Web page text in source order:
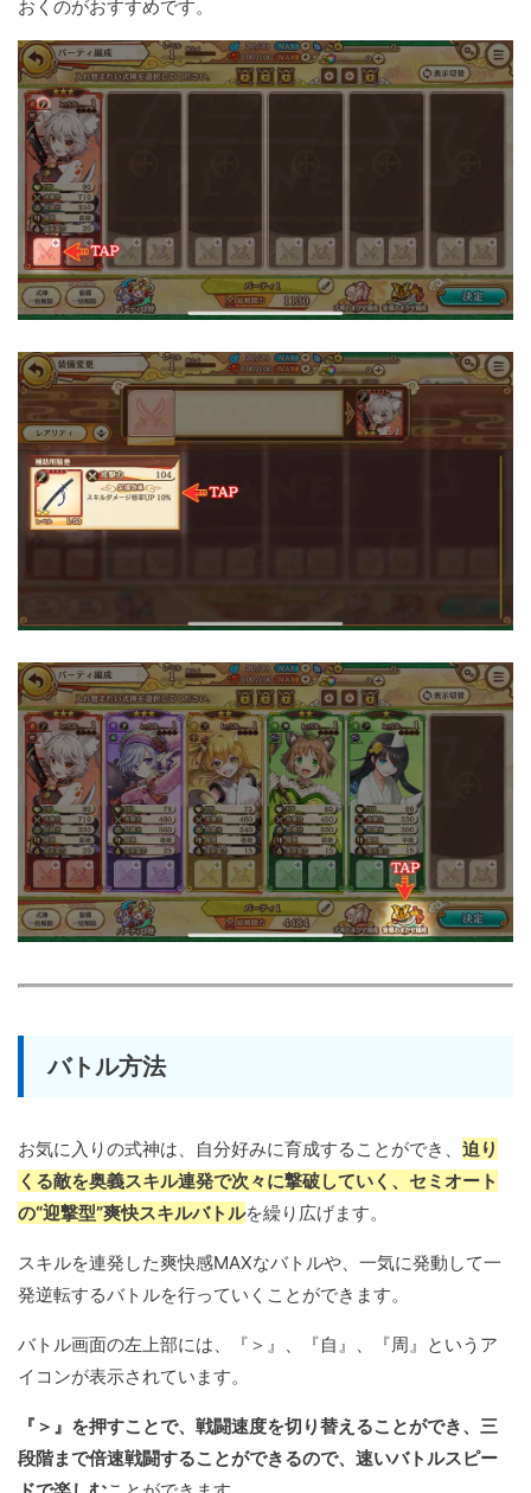
おくのがおすすめです。
バトル方法
お気に入りの式神は、自分好みに育成することができ、 迫り
くる敵を奥義スキル連発で次々に撃破していく、セミオート
の“迎撃型”爽快スキルバトルを繰り広げます。
スキルを連発した爽快感MAXなバトルや、一気に発動して一
発逆転するバトルを行っていくことができます。
バトル画面の左上部には、『＞』、『自』、『周』というア
イコンが表示されています。
『＞』を押すことで、戦闘速度を切り替えることができ、三
段階まで倍速戦闘することができるので、速いバトルスピー